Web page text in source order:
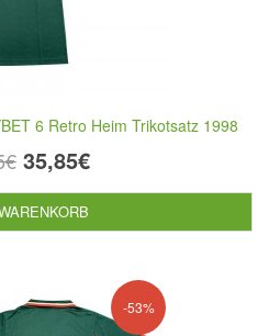
6 Retro Heim Trikotsatz 1998
35,85€
-53%